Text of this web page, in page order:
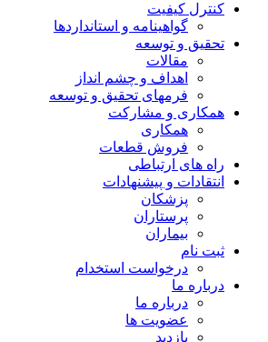
کنترل کیفیت
گواهينامه و استانداردها
تحقيق و توسعه
مقالات
اهداف و چشم انداز
فرمهای تحقیق و توسعه
همکاری و مشارکت
همکاری
فروش قطعات
راه های ارتباطی
انتقادات و پيشنهادات
پزشكان
پرستاران
بيماران
ثبت نام
درخواست استخدام
درباره ما
درباره ما
عضویت ها
بازدید